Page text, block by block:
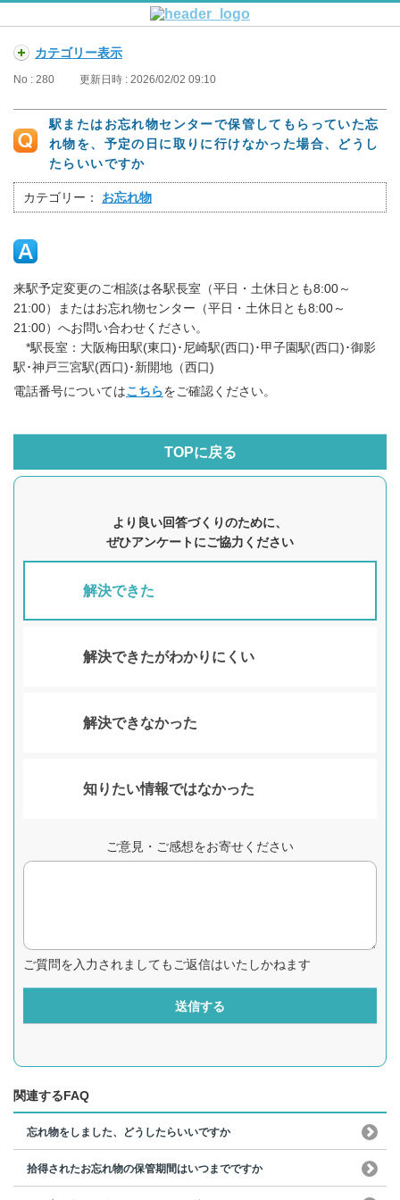
カテゴリー表示
No : 280 更新日時 : 2026/02/02 09:10
駅またはお忘れ物センターで保管してもらっていた忘
れ物を、予定の日に取りに行けなかった場合、どうし
たらいいですか
カテゴリー： お忘れ物
来駅予定変更のご相談は各駅長室（平日・土休日とも8:00～
21:00）またはお忘れ物センター（平日・土休日とも8:00～
21:00）へお問い合わせください。
*駅長室：大阪梅田駅(東口)･尼崎駅(西口)･甲子園駅(西口)･御影
駅･神戸三宮駅(西口)･新開地（西口)
電話番号についてはこちらをご確認ください。
TOPに戻る
より良い回答づくりのために、
ぜひアンケートにご協力ください
解決できた
解決できたがわかりにくい
解決できなかった
知りたい情報ではなかった
ご意見・ご感想をお寄せください
ご質問を入力されましてもご返信はいたしかねます
送信する
関連するFAQ
忘れ物をしました、どうしたらいいですか
拾得されたお忘れ物の保管期間はいつまでですか